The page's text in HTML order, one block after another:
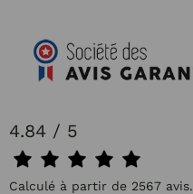
4.84 / 5
Calculé à partir de 2567 avis.